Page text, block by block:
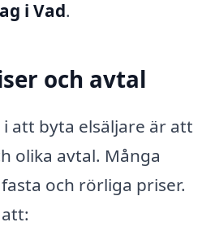
i Vad.
och avtal
att byta elsäljare är att
olika avtal. Många
och rörliga priser.